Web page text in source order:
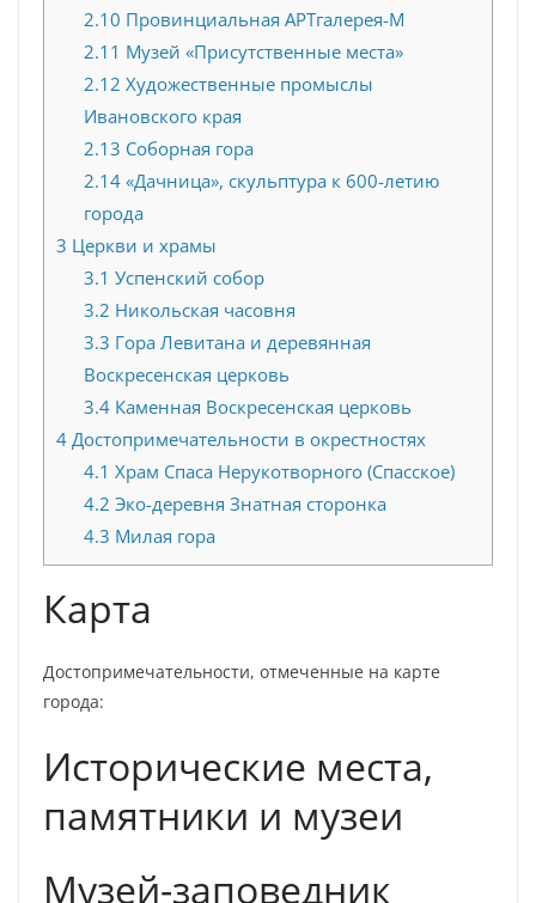
2.10 Провинциальная АРТгалерея-М
2.11 Музей «Присутственные места»
2.12 Художественные промыслы
Ивановского края
2.13 Соборная гора
2.14«Дачница», скульптура к 600-летию
города
3 Церкви и храмы
3.1 Успенский собор
3.2 Никольская часовня
3.3 Гора Левитана и деревянная
Воскресенская церковь
3.4Каменная Воскресенская церковь
4 Достопримечательности в окрестностях
4.1 Храм Спаса Нерукотворного (Спасское)
4.2 Эко-деревня Знатная сторонка
4.3 Милая гора
Карта
Достопримечательности, отмеченные на карте
города:
Исторические места,
памятники и музеи
Музей-заповедник